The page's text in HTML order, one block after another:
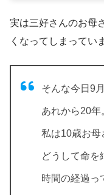
実は三好さんのお母
くなってしまってい
そんな今日9
あれから20年
私は10歳お母
どうして命を
時間の経過っ